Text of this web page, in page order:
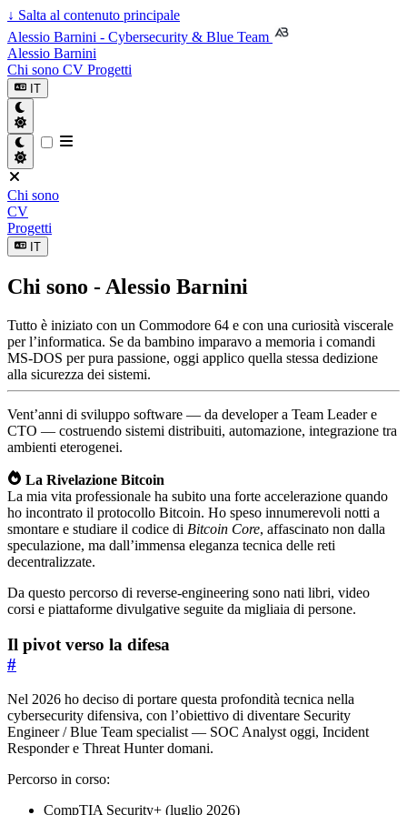
↓ Salta al contenuto principale
Alessio Barnini - Cybersecurity & Blue Team
Alessio Barnini
Chi sono CV Progetti
IT
Chi sono
CV
Progetti
IT
Chi sono - Alessio Barnini
Tutto è iniziato con un Commodore 64 e con una curiosità viscerale
per l’informatica. Se da bambino imparavo a memoria i comandi
MS-DOS per pura passione, oggi applico quella stessa dedizione
alla sicurezza dei sistemi.
Vent’anni di sviluppo software — da developer a Team Leader e
CTO — costruendo sistemi distribuiti, automazione, integrazione tra
ambienti eterogenei.
La Rivelazione Bitcoin
La mia vita professionale ha subito una forte accelerazione quando
ho incontrato il protocollo Bitcoin. Ho speso innumerevoli notti a
smontare e studiare il codice di Bitcoin Core, affascinato non dalla
speculazione, ma dall’immensa eleganza tecnica delle reti
decentralizzate.
Da questo percorso di reverse-engineering sono nati libri, video
corsi e piattaforme divulgative seguite da migliaia di persone.
Il pivot verso la difesa
#
Nel 2026 ho deciso di portare questa profondità tecnica nella
cybersecurity difensiva, con l’obiettivo di diventare Security
Engineer / Blue Team specialist — SOC Analyst oggi, Incident
Responder e Threat Hunter domani.
Percorso in corso:
CompTIA Security+ (luglio 2026)